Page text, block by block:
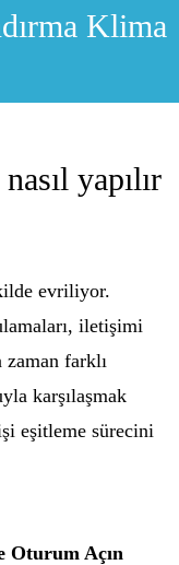
Klima
yapılır
evriliyor.
iletişimi
zaman farklı
karşılaşmak
eşitleme sürecini
Oturum Açın